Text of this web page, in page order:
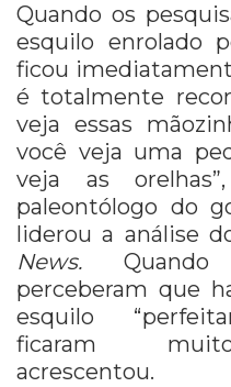
Quando os
esquilo enrolado
ficou
é totalmente
veja essas
você veja uma
veja as
paleontólogo do
liderou a análise
News.
perceberam que
esquilo
ficaram
acrescentou.